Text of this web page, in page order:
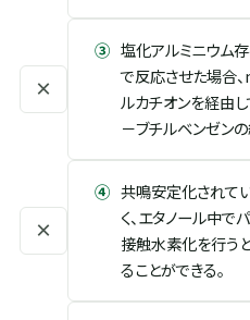
×
③ 塩化アルミニウム
で反応させた場合
ルカチオンを経由
－ブチルベンゼン
×
④ 共鳴安定化されて
く、エタノール中
接触水素化を行う
ることができる。